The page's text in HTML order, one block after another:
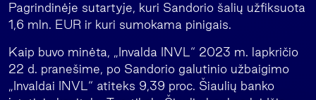
Pagrindinėje sutartyje, kuri Sandorio šalių užfiksuota
1,6 mln. EUR ir kuri sumokama pinigais.
Kaip buvo minėta, „Invalda INVL“ 2023 m. lapkričio
22 d. pranešime, po Sandorio galutinio užbaigimo
„Invaldai INVL“ atiteks 9,39 proc. Šiaulių banko